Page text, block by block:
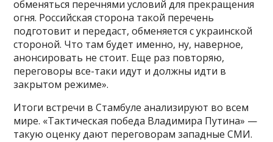
обменяться перечнями условий для прекращения
огня. Российская сторона такой перечень
подготовит и передаст, обменяется с украинской
стороной. Что там будет именно, ну, наверное,
анонсировать не стоит. Еще раз повторяю,
переговоры все-таки идут и должны идти в
закрытом режиме».
Итоги встречи в Стамбуле анализируют во всем
мире. «Тактическая победа Владимира Путина» —
такую оценку дают переговорам западные СМИ.